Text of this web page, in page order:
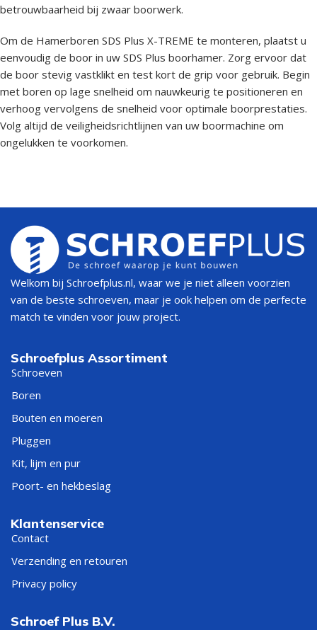
betrouwbaarheid bij zwaar boorwerk.
Om de Hamerboren SDS Plus X-TREME te monteren, plaatst u
eenvoudig de boor in uw SDS Plus boorhamer. Zorg ervoor dat
de boor stevig vastklikt en test kort de grip voor gebruik. Begin
met boren op lage snelheid om nauwkeurig te positioneren en
verhoog vervolgens de snelheid voor optimale boorprestaties.
Volg altijd de veiligheidsrichtlijnen van uw boormachine om
ongelukken te voorkomen.
Welkom bij Schroefplus.nl, waar we je niet alleen voorzien
van de beste schroeven, maar je ook helpen om de perfecte
match te vinden voor jouw project.
Schroefplus Assortiment
Schroeven
Boren
Bouten en moeren
Pluggen
Kit, lijm en pur
Poort- en hekbeslag
Klantenservice
Contact
Verzending en retouren
Privacy policy
Schroef Plus B.V.